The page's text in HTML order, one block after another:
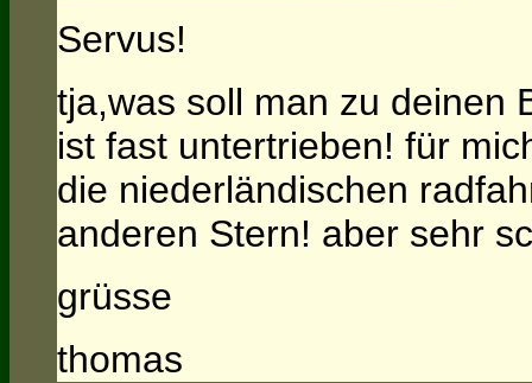
Servus!
tja,was soll man zu deinen
ist fast untertrieben! für
die niederländischen
anderen Stern! aber sehr
grüsse
thomas